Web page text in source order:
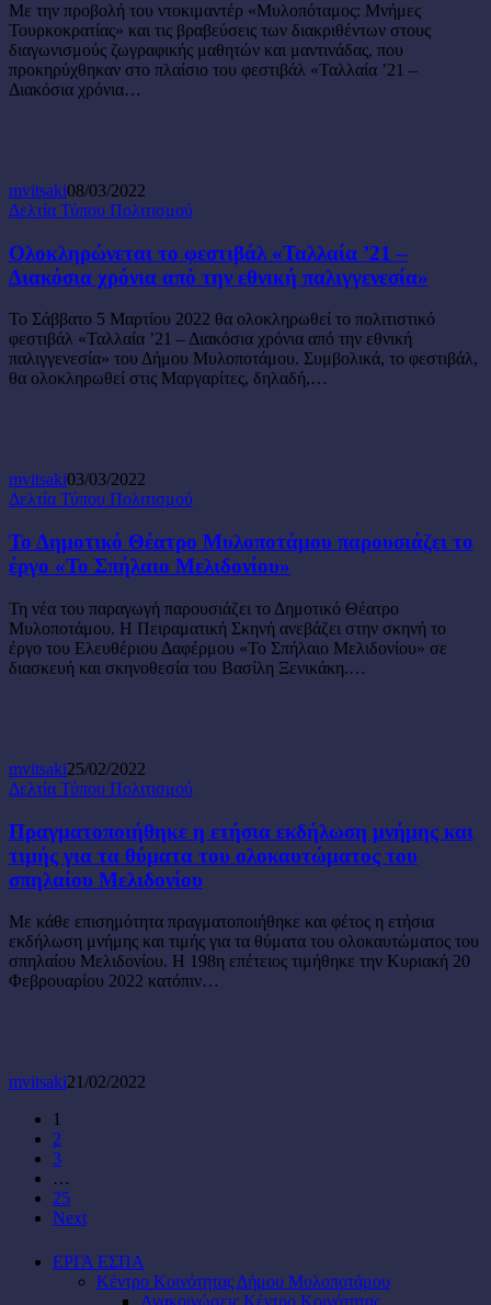
Διακόσια
χρόνια
από
την
εθνική
Με την προβολή του ντοκιμαντέρ «Μυλοπόταμος: Μνήμες
Τουρκοκρατίας» και τις βραβεύσεις των διακριθέντων στους
διαγωνισμούς ζωγραφικής μαθητών και μαντινάδας, που
προκηρύχθηκαν στο πλαίσιο του φεστιβάλ «Ταλλαία ’21 –
Διακόσια χρόνια…
mvitsaki08/03/2022
Ολοκληρώνεται
φεστιβάλ
«Ταλλαία
’21
Διακόσια
χρόνια
από
την
Δελτία Τύπου Πολιτισμού
Ολοκληρώνεται το φεστιβάλ «Ταλλαία ’21 –
Διακόσια χρόνια από την εθνική παλιγγενεσία»
Το Σάββατο 5 Μαρτίου 2022 θα ολοκληρωθεί το πολιτιστικό
φεστιβάλ «Ταλλαία ’21 – Διακόσια χρόνια από την εθνική
παλιγγενεσία» του Δήμου Μυλοποτάμου. Συμβολικά, το φεστιβάλ,
θα ολοκληρωθεί στις Μαργαρίτες, δηλαδή,…
mvitsaki03/03/2022
Το
Θέατρο
Μυλοποτάμου
παρουσιάζει
έργο
«Το
Σπήλαιο
Μελιδονίου»
Δελτία Τύπου Πολιτισμού
Το Δημοτικό Θέατρο Μυλοποτάμου παρουσιάζει το
έργο «Το Σπήλαιο Μελιδονίου»
Τη νέα του παραγωγή παρουσιάζει το Δημοτικό Θέατρο
Μυλοποτάμου. Η Πειραματική Σκηνή ανεβάζει στην σκηνή το
έργο του Ελευθέριου Δαφέρμου «Το Σπήλαιο Μελιδονίου» σε
διασκευή και σκηνοθεσία του Βασίλη Ξενικάκη.…
mvitsaki25/02/2022
Πραγματοποιήθηκε
ετήσια
εκδήλωση
μνήμης
και
για
τα
θύματα
του
Δελτία Τύπου Πολιτισμού
Πραγματοποιήθηκε η ετήσια εκδήλωση μνήμης και
τιμής για τα θύματα του ολοκαυτώματος του
σπηλαίου Μελιδονίου
Με κάθε επισημότητα πραγματοποιήθηκε και φέτος η ετήσια
εκδήλωση μνήμης και τιμής για τα θύματα του ολοκαυτώματος του
σπηλαίου Μελιδονίου. Η 198η επέτειος τιμήθηκε την Κυριακή 20
Φεβρουαρίου 2022 κατόπιν…
mvitsaki21/02/2022
1
2
3
…
25
Next
ΕΡΓΑ ΕΣΠΑ
Κέντρο Κοινότητας Δήμου Μυλοποτάμου
Ανακοινώσεις Κέντρο Κοινότητας